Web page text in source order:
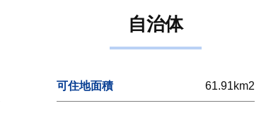
自治体
可住地面積 61.91km2